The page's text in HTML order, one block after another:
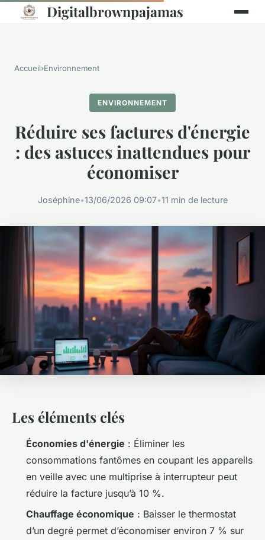
Digitalbrownpajamas
Accueil›Environnement
ENVIRONNEMENT
Réduire ses factures d'énergie
: des astuces inattendues pour
économiser
Joséphine•13/06/2026 09:07•11 min de lecture
Les éléments clés
Économies d'énergie : Éliminer les
consommations fantômes en coupant les appareils
en veille avec une multiprise à interrupteur peut
réduire la facture jusqu’à 10 %.
Chauffage économique : Baisser le thermostat
d’un degré permet d’économiser environ 7 % sur